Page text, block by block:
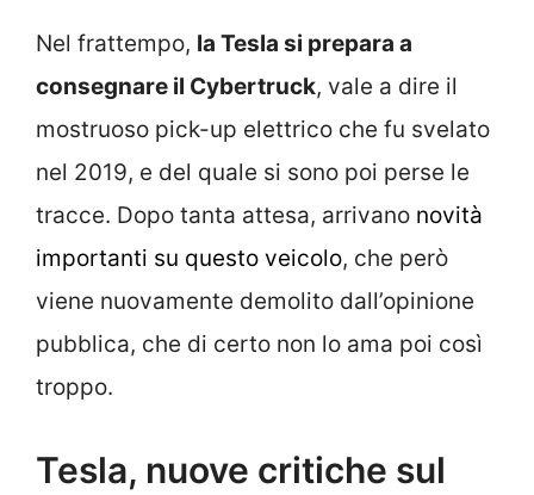
Nel frattempo, la Tesla si prepara a
consegnare il Cybertruck, vale a dire il
mostruoso pick-up elettrico che fu svelato
nel 2019, e del quale si sono poi perse le
tracce. Dopo tanta attesa, arrivano novità
importanti su questo veicolo, che però
viene nuovamente demolito dall’opinione
pubblica, che di certo non lo ama poi così
troppo.
Tesla, nuove critiche sul